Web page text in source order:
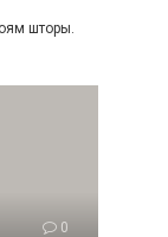
шторы.
0